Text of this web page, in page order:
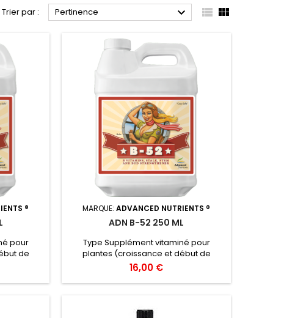
Trier par : Pertinence   
®
pour
de
la
lors
MARQUE:ADVANCED NUTRIENTS ®
ADN B-52 250 ML
Type Supplément vitaminé pour
plantes (croissance et début de
floraison). Objectif Stabiliser la
conduite et la tolérance au stress lors
des phases sensibles (rempotage,
coco, laine de roche. Systèmes
16,00 €